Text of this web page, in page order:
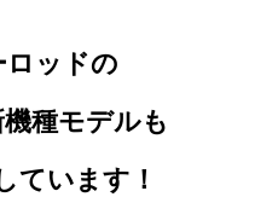
ロッドの
種モデルも
ています！